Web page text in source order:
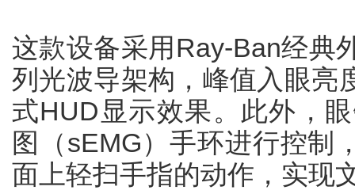
这款设备采用Ray-Ban经典
列光波导架构，峰值入眼亮
式HUD显示效果。此外，
图（sEMG）手环进行控制
面上轻扫手指的动作，实现